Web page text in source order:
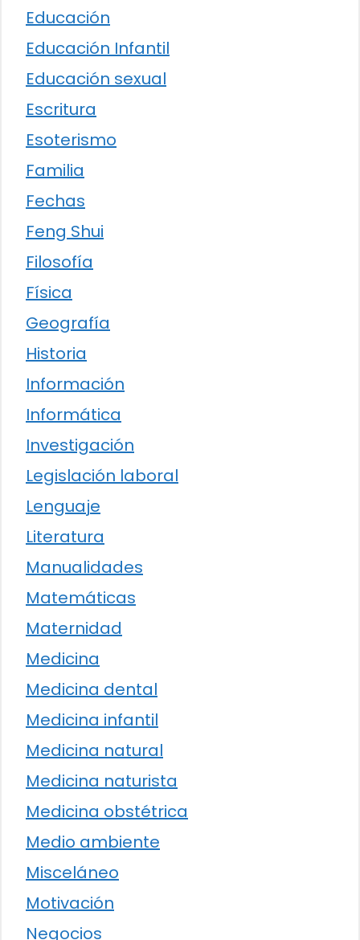
Educación
Educación Infantil
Educación sexual
Escritura
Esoterismo
Familia
Fechas
Feng Shui
Filosofía
Física
Geografía
Historia
Información
Informática
Investigación
Legislación laboral
Lenguaje
Literatura
Manualidades
Matemáticas
Maternidad
Medicina
Medicina dental
Medicina infantil
Medicina natural
Medicina naturista
Medicina obstétrica
Medio ambiente
Misceláneo
Motivación
Negocios